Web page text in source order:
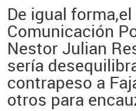
De igual
Comunicación
Nestor Julian
sería
contrapeso a
otros para